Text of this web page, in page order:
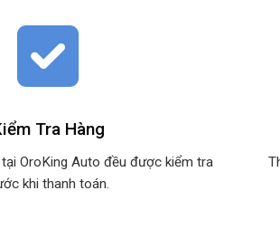
Tra Hàng
OroKing Auto đều được kiểm tra
khi thanh toán.